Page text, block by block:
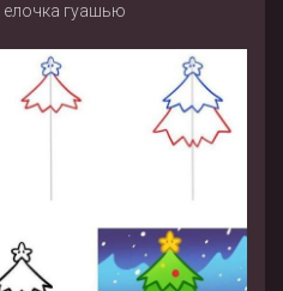
елочка гуашью